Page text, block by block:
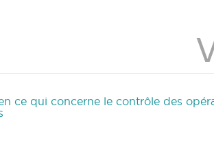
ce qui concerne le contrôle des